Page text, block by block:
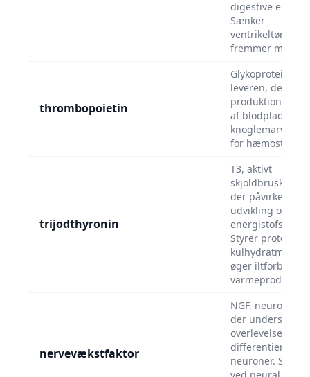
digestive
Sænker
fremmer
thrombopoietin
leveren, der
produktion og
af blodplader i
knoglemarven.
for hæmostase.
trijodthyronin
T3, aktivt
der påvirker
udvikling og
energistofskifte i
Styrer protein-
øger iltforbrug
nervevækstfaktor
NGF,
der understøtter
overlevelse og
differentiering af
neuroner.